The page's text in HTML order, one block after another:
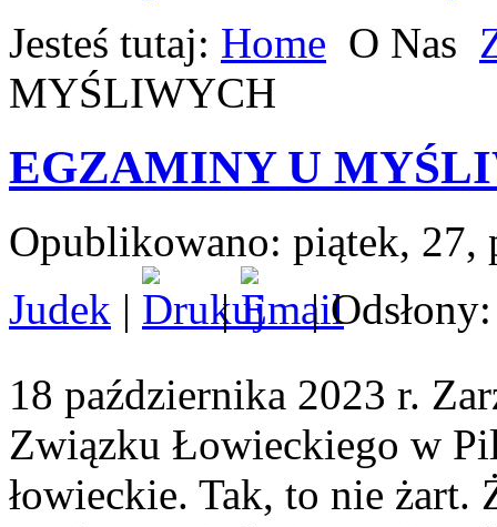
Jesteś tutaj: Home O Nas
MYŚLIWYCH
EGZAMINY U
Opublikowano: piątek, 27,
Judek | |
|
18 października 2023 r.
Związku Łowieckiego w
łowieckie. Tak, to nie